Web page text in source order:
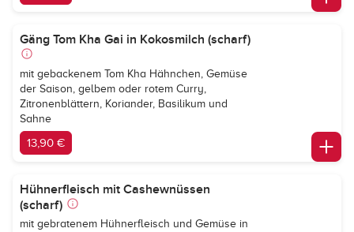
Gäng Tom Kha Gai in Kokosmilch (scharf)
mit gebackenem Tom Kha Hähnchen, Gemüse
der Saison, gelbem oder rotem Curry,
Zitronenblättern, Koriander, Basilikum und
Sahne
13,90 €
Hühnerfleisch mit Cashewnüssen
(scharf)
mit gebratenem Hühnerfleisch und Gemüse in